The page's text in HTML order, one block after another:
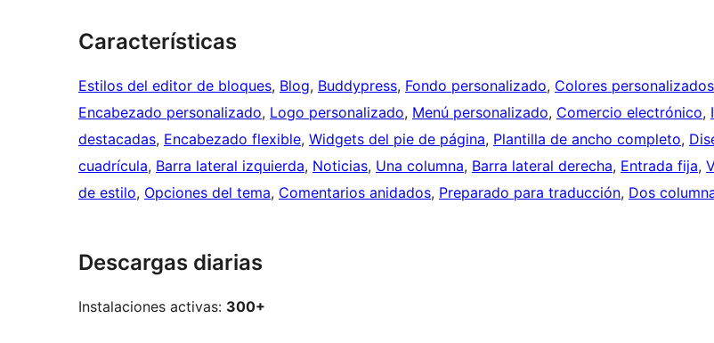
Características
Estilos del editor de bloques, Blog, Buddypress, Fondo personalizado, Colores personalizados
Encabezado personalizado, Logo personalizado, Menú personalizado, Comercio electrónico,
destacadas, Encabezado flexible, Widgets del pie de página, Plantilla de ancho completo,
cuadrícula, Barra lateral izquierda, Noticias, Una columna, Barra lateral derecha, Entrada fija,
de estilo, Opciones del tema, Comentarios anidados, Preparado para traducción, Dos
Descargas diarias
Instalaciones activas: 300+